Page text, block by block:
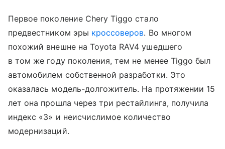
Первое поколение Chery Tiggo стало
предвестником эры кроссоверов. Во многом
похожий внешне на Toyota RAV4 ушедшего
в том же году поколения, тем не менее Tiggo был
автомобилем собственной разработки. Это
оказалась модель-долгожитель. На протяжении 15
лет она прошла через три рестайлинга, получила
индекс «3» и неисчислимое количество
модернизаций.